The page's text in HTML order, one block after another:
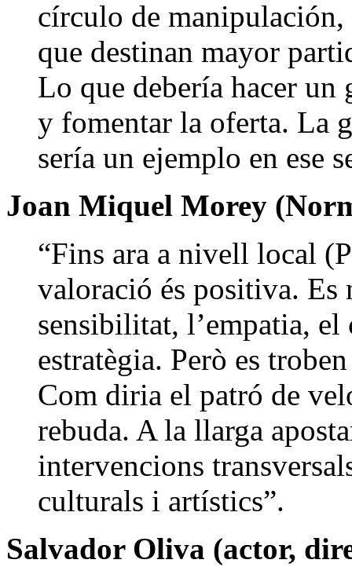
círculo de
que destinan mayor
Lo que debería hacer
y fomentar la oferta. La
sería un ejemplo en ese
Joan Miquel Morey
“Fins ara a nivell local
valoració és positiva. Es
sensibilitat, l’empatia,
estratègia. Però es
Com diria el patró de
rebuda. A la llarga
intervencions
culturals i artístics”.
Salvador Oliva (actor,